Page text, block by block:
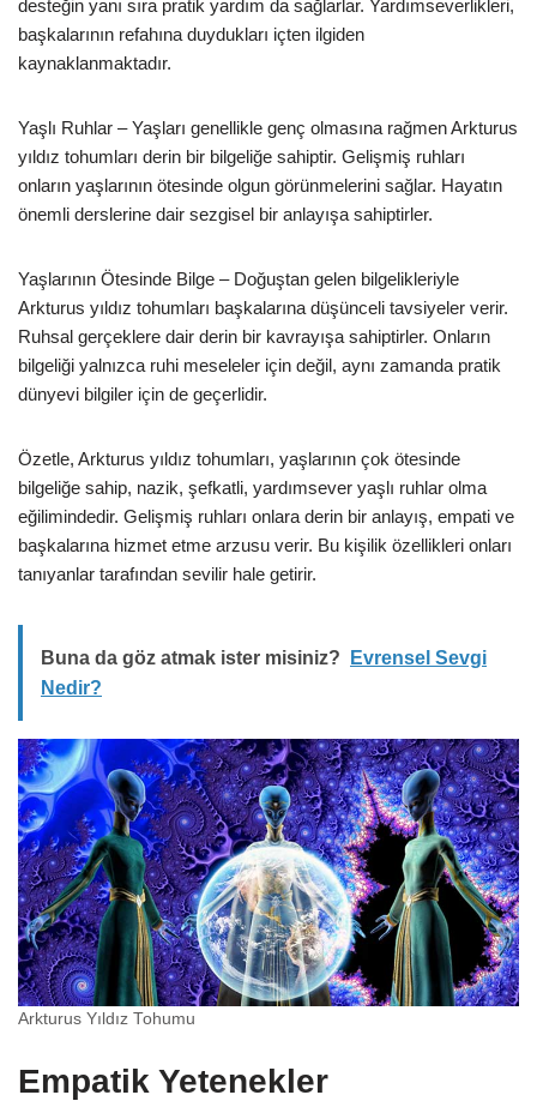
desteğin yanı sıra pratik yardım da sağlarlar. Yardımseverlikleri,
başkalarının refahına duydukları içten ilgiden
kaynaklanmaktadır.
Yaşlı Ruhlar – Yaşları genellikle genç olmasına rağmen Arkturus
yıldız tohumları derin bir bilgeliğe sahiptir. Gelişmiş ruhları
onların yaşlarının ötesinde olgun görünmelerini sağlar. Hayatın
önemli derslerine dair sezgisel bir anlayışa sahiptirler.
Yaşlarının Ötesinde Bilge – Doğuştan gelen bilgelikleriyle
Arkturus yıldız tohumları başkalarına düşünceli tavsiyeler verir.
Ruhsal gerçeklere dair derin bir kavrayışa sahiptirler. Onların
bilgeliği yalnızca ruhi meseleler için değil, aynı zamanda pratik
dünyevi bilgiler için de geçerlidir.
Özetle, Arkturus yıldız tohumları, yaşlarının çok ötesinde
bilgeliğe sahip, nazik, şefkatli, yardımsever yaşlı ruhlar olma
eğilimindedir. Gelişmiş ruhları onlara derin bir anlayış, empati ve
başkalarına hizmet etme arzusu verir. Bu kişilik özellikleri onları
tanıyanlar tarafından sevilir hale getirir.
Buna da göz atmak ister misiniz?
Evrensel Sevgi
Nedir?
Arkturus Yıldız Tohumu
Empatik Yetenekler